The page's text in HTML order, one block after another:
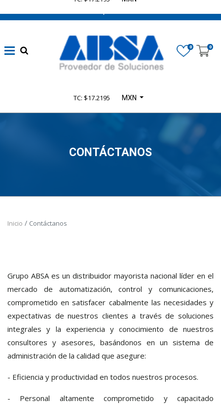
0 0
TC: $17.2195 MXN
CONTÁCTANOS
Inicio Contáctanos
Grupo ABSA es un distribuidor mayorista nacional líder en el
mercado de automatización, control y comunicaciones,
comprometido en satisfacer cabalmente las necesidades y
expectativas de nuestros clientes a través de soluciones
integrales y la experiencia y conocimiento de nuestros
consultores y asesores, basándonos en un sistema de
administración de la calidad que asegure:
- Eficiencia y productividad en todos nuestros procesos.
- Personal altamente comprometido y capacitado